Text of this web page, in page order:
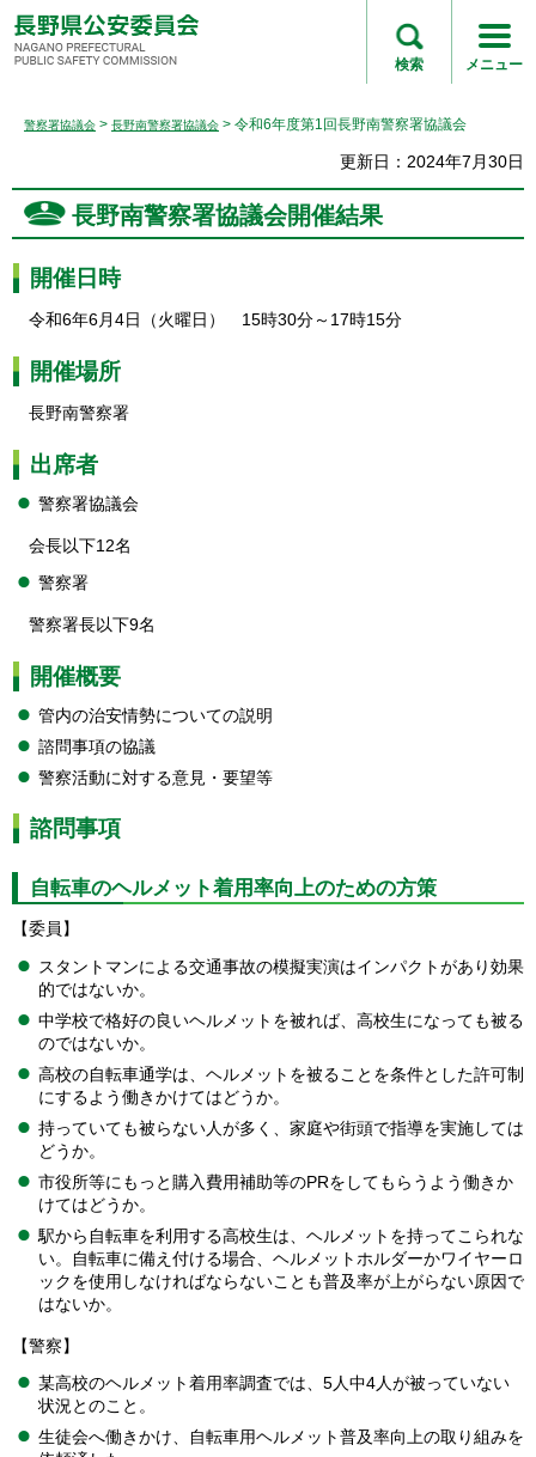
長野県公安委員会
NAGANO
COMMISSION
検索 メニュー
警察署協議会 > 長野南警察署協議会 > 令和6年度第1回長野南警察署協議会
更新日：2024年7月30日
長野南警察署協議会開催結果
開催日時
令和6年6月4日（火曜日） 15時30分～17時15分
開催場所
長野南警察署
出席者
警察署協議会
会長以下12名
警察署
警察署長以下9名
開催概要
管内の治安情勢についての説明
諮問事項の協議
警察活動に対する意見・要望等
諮問事項
自転車のヘルメット着用率向上のための方策
【委員】
スタントマンによる交通事故の模擬実演はインパクトがあり効果
的ではないか。
中学校で格好の良いヘルメットを被れば、高校生になっても被る
のではないか。
高校の自転車通学は、ヘルメットを被ることを条件とした許可制
にするよう働きかけてはどうか。
持っていても被らない人が多く、家庭や街頭で指導を実施しては
どうか。
市役所等にもっと購入費用補助等のPRをしてもらうよう働きか
けてはどうか。
駅から自転車を利用する高校生は、ヘルメットを持ってこられな
い。自転車に備え付ける場合、ヘルメットホルダーかワイヤーロ
ックを使用しなければならないことも普及率が上がらない原因で
はないか。
【警察】
某高校のヘルメット着用率調査では、5人中4人が被っていない
状況とのこと。
生徒会へ働きかけ、自転車用ヘルメット普及率向上の取り組みを